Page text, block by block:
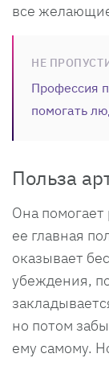
все
НЕ
Профессия
помогать
Польза
Она помогает
ее главная
оказывает
убеждения,
но потом
ему самому.